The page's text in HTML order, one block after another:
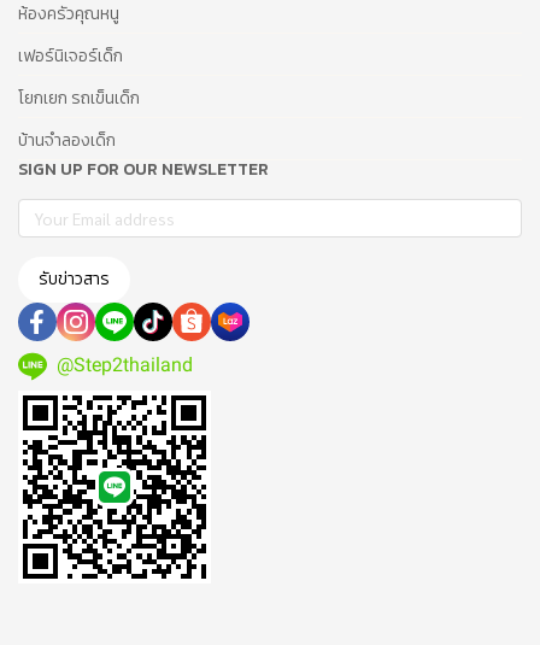
ห้องครัวคุณหนู
เฟอร์นิเจอร์เด็ก
โยกเยก รถเข็นเด็ก
บ้านจำลองเด็ก
SIGN UP FOR OUR NEWSLETTER
รับข่าวสาร
@Step2thailand